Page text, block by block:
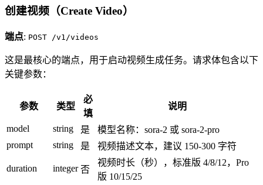
创建视频（Create Video）
端点: POST /v1/videos
这是最核心的端点，用于启动视频生成任务。请求体包含以下
关键参数：
参数 类型
必
填
说明
model string 是
模型名称：sora-2 或 sora-2-pro
prompt
string 是 视频描述文本，建议 150-300 字符
duration integer 否
视频时长（秒），标准版 4/8/12，Pro
版 10/15/25